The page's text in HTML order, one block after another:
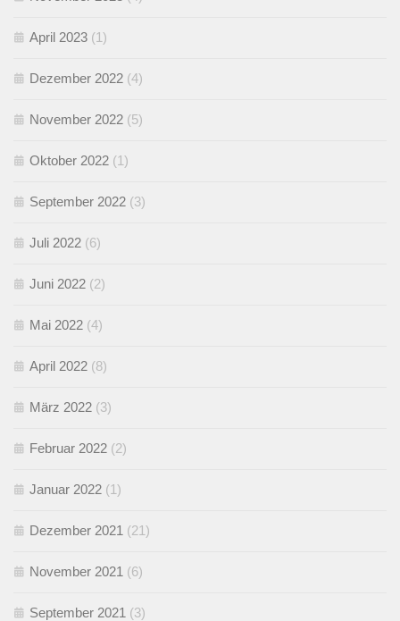
April 2023 (1)
Dezember 2022 (4)
November 2022 (5)
Oktober 2022 (1)
September 2022 (3)
Juli 2022 (6)
Juni 2022 (2)
Mai 2022 (4)
April 2022 (8)
März 2022 (3)
Februar 2022 (2)
Januar 2022 (1)
Dezember 2021 (21)
November 2021 (6)
September 2021 (3)